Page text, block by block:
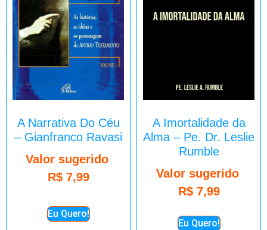
A Narrativa Do Céu
– Gianfranco Ravasi
Valor sugerido
R$7,99
Eu Quero!
A Imortalidade da
Alma – Pe. Dr. Leslie
Rumble
Valor sugerido
R$7,99
Eu Quero!